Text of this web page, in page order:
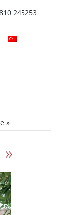
245253
»